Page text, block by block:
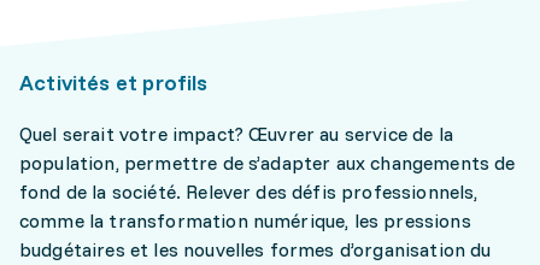
Activités et profils
Quel serait votre impact? Œuvrer au service de la
population, permettre de s’adapter aux changements de
fond de la société. Relever des défis professionnels,
comme la transformation numérique, les pressions
budgétaires et les nouvelles formes d’organisation du